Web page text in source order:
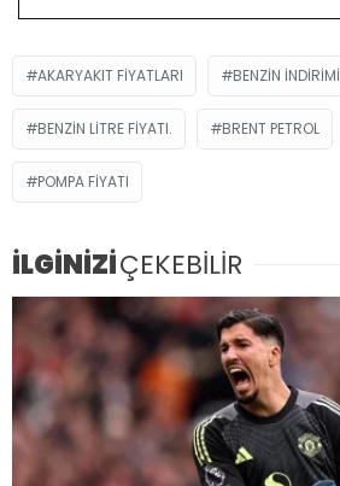
AKARYAKIT FIYATLARI BENZIN INDIRIMI
BENZIN LITRE FIYATI. BRENT PETROL
POMPA FIYATI
İLGİNİZİÇEKEBİLİR